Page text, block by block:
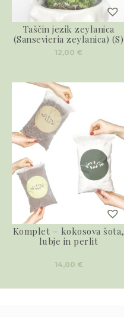
Taščin jezik zeylanica
(Sansevieria zeylanica) (S)
12,00 €
Komplet – kokosova šota,
lubje in perlit
14,00 €